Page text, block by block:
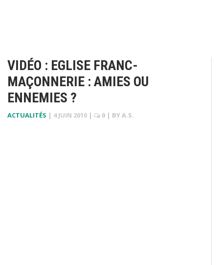
VIDÉO : EGLISE FRANC-
MAÇONNERIE : AMIES OU
ENNEMIES ?
ACTUALITÉS | 4 JUIN 2010 | 0 | BYA.S.